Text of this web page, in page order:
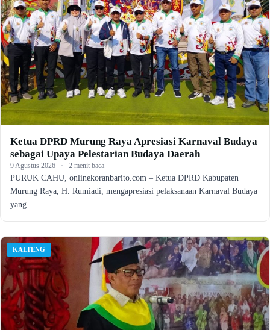
Ketua DPRD Murung Raya Apresiasi Karnaval Budaya
sebagai Upaya Pelestarian Budaya Daerah
9 Agustus 2026 · 2 menit baca
PURUK CAHU, onlinekoranbarito.com – Ketua DPRD Kabupaten
Murung Raya, H. Rumiadi, mengapresiasi pelaksanaan Karnaval Budaya
yang…
KALTENG